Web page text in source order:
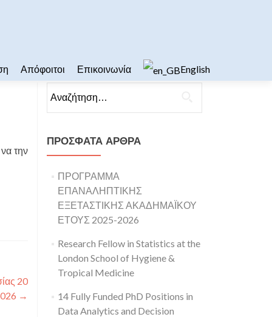
Απόφοιτοι Επικοινωνία English
την
20
→
ΠΡΌΣΦΑΤΑ ΆΡΘΡΑ
ΠΡΟΓΡΑΜΜΑ
ΕΠΑΝΑΛΗΠΤΙΚΗΣ
ΕΞΕΤΑΣΤΙΚΗΣ ΑΚΑΔΗΜΑΪΚΟΥ
ΕΤΟΥΣ 2025-2026
Research Fellow in Statistics at the
London School of Hygiene &
Tropical Medicine
14 Fully Funded PhD Positions in
Data Analytics and Decision